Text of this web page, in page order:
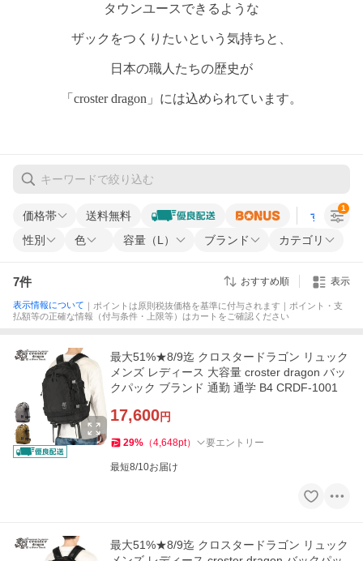
タウンユースできるような
ザックをつくりたいという気持ちと、
日本の職人たちの歴史が
「croster dragon」には込められています。
価格帯 送料無料 すべての条
性別 色 容量（L） ブランド カテゴリ
1
7件 おすすめ順 表示
表示情報について ｜ポイントは原則税抜価格を基準に付与されます｜ポイント・支
払額等の正確な情報（付与条件・上限等）はカートをご確認ください
最大51%★8/9迄 クロスタードラゴン リュック
メンズ レディース 大容量 croster dragon バッ
クパック ブランド 通勤 通学 B4 CRDF-1001
17,600円
29% （4,648pt） 要エントリー
最短8/10お届け
最大51%★8/9迄 クロスタードラゴン リュック